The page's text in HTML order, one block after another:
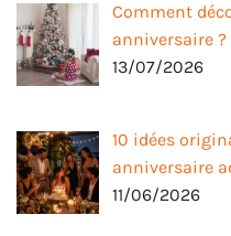
Comment
anniversaire ?
13/07/2026
10 idées
anniversaire
11/06/2026